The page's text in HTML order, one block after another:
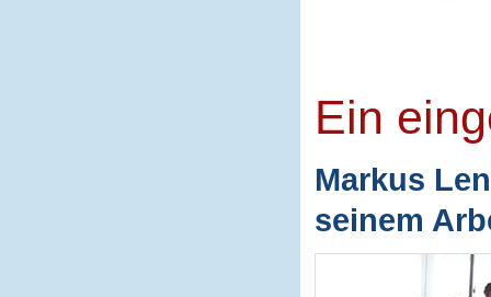
Ein
Markus
seinem